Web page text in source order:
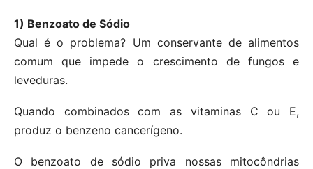
1) Benzoato de Sódio
Qual é o problema? Um conservante de alimentos
comum que impede o crescimento de fungos e
leveduras.
Quando combinados com as vitaminas C ou E,
produz o benzeno cancerígeno.
O benzoato de sódio priva nossas mitocôndrias